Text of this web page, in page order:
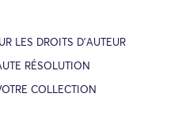
LES DROITS D’AUTEUR
RÉSOLUTION
COLLECTION